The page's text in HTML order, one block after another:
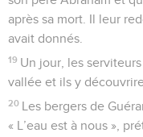
après sa mort. Il leur
avait donnés.
19 Un jour, les
vallée et ils y
20 Les bergers de
« L’eau est à nous »,